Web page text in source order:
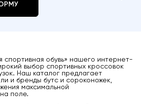
спортивная обувь» нашего интернет-
выбор спортивных кроссовок
Наш каталог предлагает
и бренды бутс и сороконожек,
максимальной
поле.